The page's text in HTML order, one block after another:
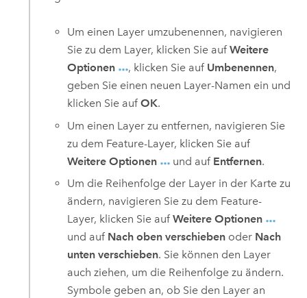
Um einen Layer umzubenennen, navigieren
Sie zu dem Layer, klicken Sie aufWeitere
Optionen
, klicken Sie auf Umbenennen,
geben Sie einen neuen Layer-Namen ein und
klicken Sie aufOK.
Um einen Layer zu entfernen, navigieren Sie
zu dem Feature-Layer, klicken Sie auf
Weitere Optionen
und auf Entfernen.
Um die Reihenfolge der Layer in der Karte zu
ändern, navigieren Sie zu dem Feature-
Layer, klicken Sie aufWeitere Optionen
und auf Nach oben verschieben oder Nach
unten verschieben. Sie können den Layer
auch ziehen, um die Reihenfolge zu ändern.
Symbole geben an, ob Sie den Layer an